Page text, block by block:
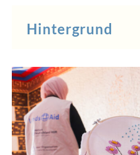
Hintergrund